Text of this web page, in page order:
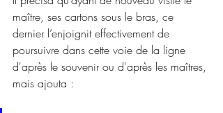
maître, ses cartons sous le bras, ce
dernier l’enjoignit effectivement de
poursuivre dans cette voie de la ligne
d'après le souvenir ou d'après les maîtres,
mais ajouta :